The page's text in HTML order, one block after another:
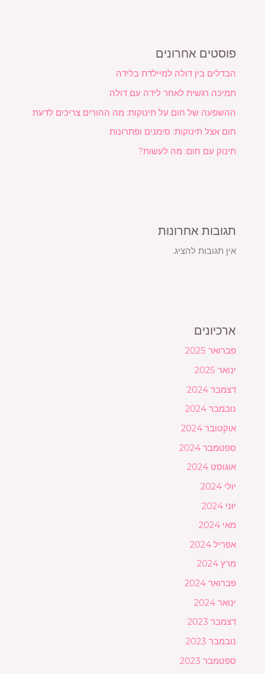
פוסטים אחרונים
הבדלים בין דולה למיילדת בלידה
תמיכה רגשית לאחר לידה עם דולה
ההשפעה של חום על תינוקות: מה ההורים צריכים לדעת
חום אצל תינוקות: סימנים ופתרונות
תינוק עם חום: מה לעשות?
תגובות אחרונות
אין תגובות להציג.
ארכיונים
פברואר 2025
ינואר 2025
דצמבר 2024
נובמבר 2024
אוקטובר 2024
ספטמבר 2024
אוגוסט 2024
יולי 2024
יוני 2024
מאי 2024
אפריל 2024
מרץ 2024
פברואר 2024
ינואר 2024
דצמבר 2023
נובמבר 2023
ספטמבר 2023